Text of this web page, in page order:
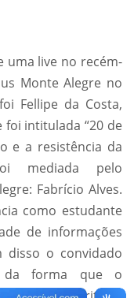
uma live no recém-
Monte Alegre no
Fellipe da Costa,
foi intitulada “20 de
e a resistência da
mediada pelo
Fabrício Alves.
como estudante
de informações
disso o convidado
da forma que o